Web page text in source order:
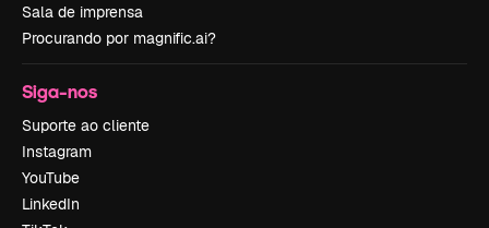
Sala de imprensa
Procurando por magnific.ai?
Siga-nos
Suporte ao cliente
Instagram
YouTube
LinkedIn